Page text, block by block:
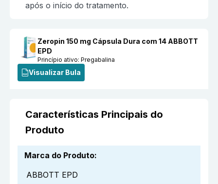
após o início do tratamento.
Zeropin 150 mg Cápsula Dura com 14 ABBOTT
EPD
Princípio ativo:Pregabalina
Visualizar Bula
Características Principais do
Produto
Marca do Produto:
ABBOTT EPD